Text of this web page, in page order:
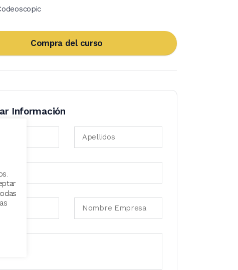
Compra del curso
Información
Apellidos
Nombre Empresa